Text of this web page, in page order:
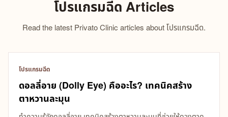
โปรแกรมฉีด Articles
Read the latest Privato Clinic articles about โปรแกรมฉีด.
โปรแกรมฉีด
ดอลลี่อาย (Dolly Eye) คืออะไร? เทคนิคสร้าง
ตาหวานละมุน